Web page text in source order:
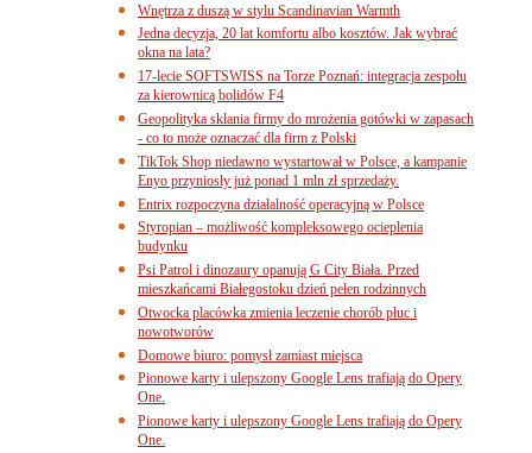
Wnętrza z duszą w stylu Scandinavian Warmth
Jedna decyzja, 20 lat komfortu albo kosztów. Jak wybrać
okna na lata?
17-lecie SOFTSWISS na Torze Poznań: integracja zespołu
za kierownicą bolidów F4
Geopolityka skłania firmy do mrożenia gotówki w zapasach
- co to może oznaczać dla firm z Polski
TikTok Shop niedawno wystartował w Polsce, a kampanie
Enyo przyniosły już ponad 1 mln zł sprzedaży.
Entrix rozpoczyna działalność operacyjną w Polsce
Styropian – możliwość kompleksowego ocieplenia
budynku
Psi Patrol i dinozaury opanują G City Biała. Przed
mieszkańcami Białegostoku dzień pełen rodzinnych
Otwocka placówka zmienia leczenie chorób płuc i
nowotworów
Domowe biuro: pomysł zamiast miejsca
Pionowe karty i ulepszony Google Lens trafiają do Opery
One.
Pionowe karty i ulepszony Google Lens trafiają do Opery
One.